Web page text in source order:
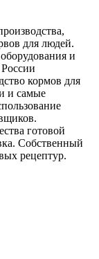
для людей.
и
кормов для
и самые
готовой
Собственный
рецептур.